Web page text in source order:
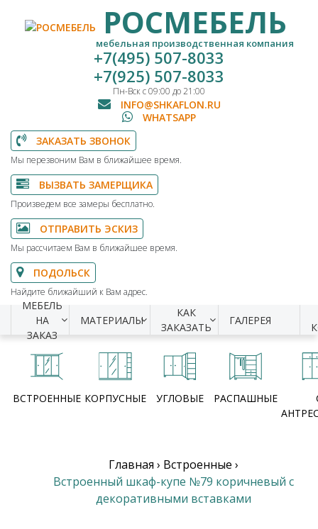
РОСМЕБЕЛЬ
мебельная производственная компания
+7(495) 507-8033
+7(925) 507-8033
Пн-Вск с 09:00 до 21:00
INFO@SHKAFLON.RU
WHATSAPP
ЗАКАЗАТЬ ЗВОНОК
Мы перезвоним Вам в ближайшее время.
ВЫЗВАТЬ ЗАМЕРЩИКА
Произведем все замеры бесплатно.
ОТПРАВИТЬ ЭСКИЗ
Мы рассчитаем Вам в ближайшее время.
ПОДОЛЬСК
Найдите ближайший к Вам адрес.
МЕБЕЛЬ
НА
ЗАКАЗ
МАТЕРИАЛЫ
КАК
ЗАКАЗАТЬ
ГАЛЕРЕЯ
ВСТРОЕННЫЕ КОРПУСНЫЕ УГЛОВЫЕ РАСПАШНЫЕ
Главная › Встроенные ›
Встроенный шкаф-купе №79 коричневый с
декоративными вставками